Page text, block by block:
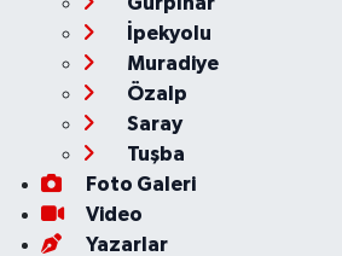
İpekyolu
Muradiye
Özalp
Saray
Tuşba
Foto Galeri
Video
Yazarlar